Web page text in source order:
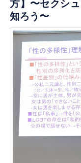
方】〜セクシ
知ろう〜